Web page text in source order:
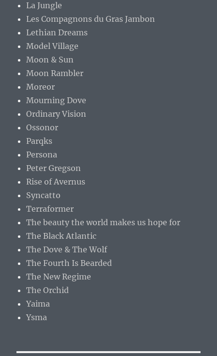
La Jungle
Les Compagnons du Gras Jambon
Lethian Dreams
Model Village
Moon & Sun
Moon Rambler
Moreor
Mourning Dove
Ordinary Vision
Ossonor
Parqks
Persona
Peter Gregson
Rise of Avernus
Syncatto
Terraformer
The beauty the world makes us hope for
The Black Atlantic
The Dove & The Wolf
The Fourth Is Bearded
The New Regime
The Orchid
Yaima
Ysma